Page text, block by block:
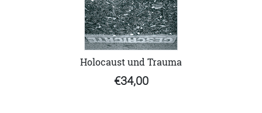
Holocaust und Trauma
€34,00